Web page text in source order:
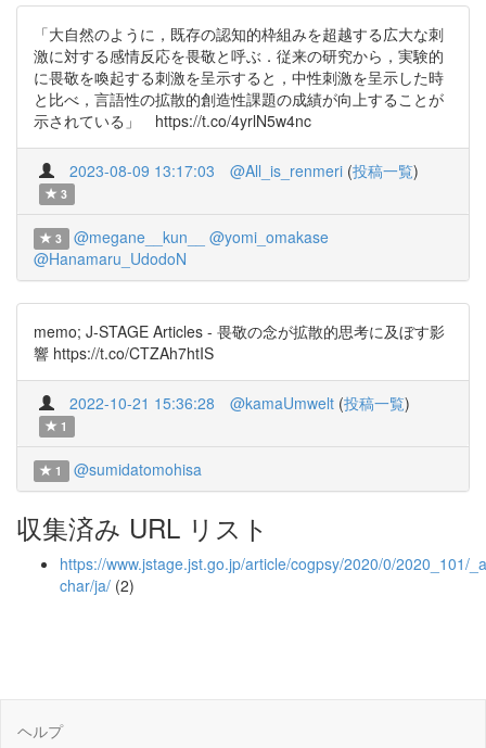
「⼤⾃然のように，既存の認知的枠組みを超越する広⼤な刺
激に対する感情反応を畏敬と呼ぶ．従来の研究から，実験的
に畏敬を喚起する刺激を呈⽰すると，中性刺激を呈⽰した時
と⽐べ，⾔語性の拡散的創造性課題の成績が向上することが
⽰されている」 https://t.co/4yrlN5w4nc
2023-08-09 13:17:03 @All_is_renmeri (投稿一覧)
3
3 @megane__kun__
@yomi_omakase
@Hanamaru_UdodoN
memo; J-STAGE Articles - 畏敬の念が拡散的思考に及ぼす影
響 https://t.co/CTZAh7htIS
2022-10-21 15:36:28 @kamaUmwelt (投稿一覧)
1
1 @sumidatomohisa
収集済み URL リスト
https://www.jstage.jst.go.jp/article/cogpsy/2020/0/2020_101/
char/ja/ (2)
ヘルプ